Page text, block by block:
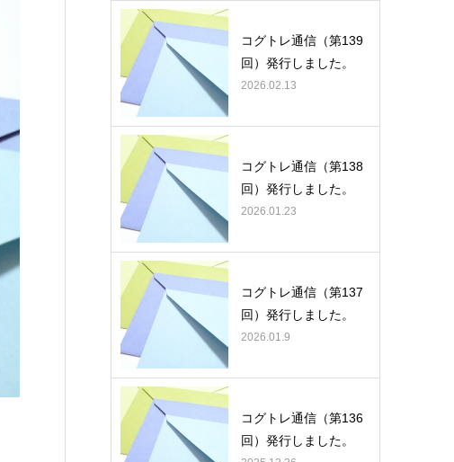
コグトレ通信（第139
回）発行しました。
2026.02.13
コグトレ通信（第138
回）発行しました。
2026.01.23
コグトレ通信（第137
回）発行しました。
2026.01.9
コグトレ通信（第136
回）発行しました。